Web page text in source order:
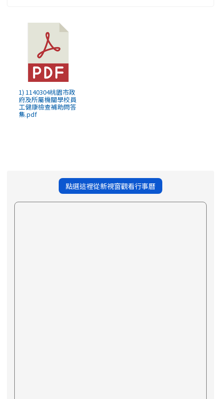
1) 1140304桃園市政
府及所屬機關學校員
工健康檢查補助問答
集.pdf
點選這裡從新視窗觀看行事曆